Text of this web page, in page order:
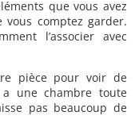
que vous avez
comptez garder.
l’associer avec
pièce pour voir de
une chambre toute
pas beaucoup de